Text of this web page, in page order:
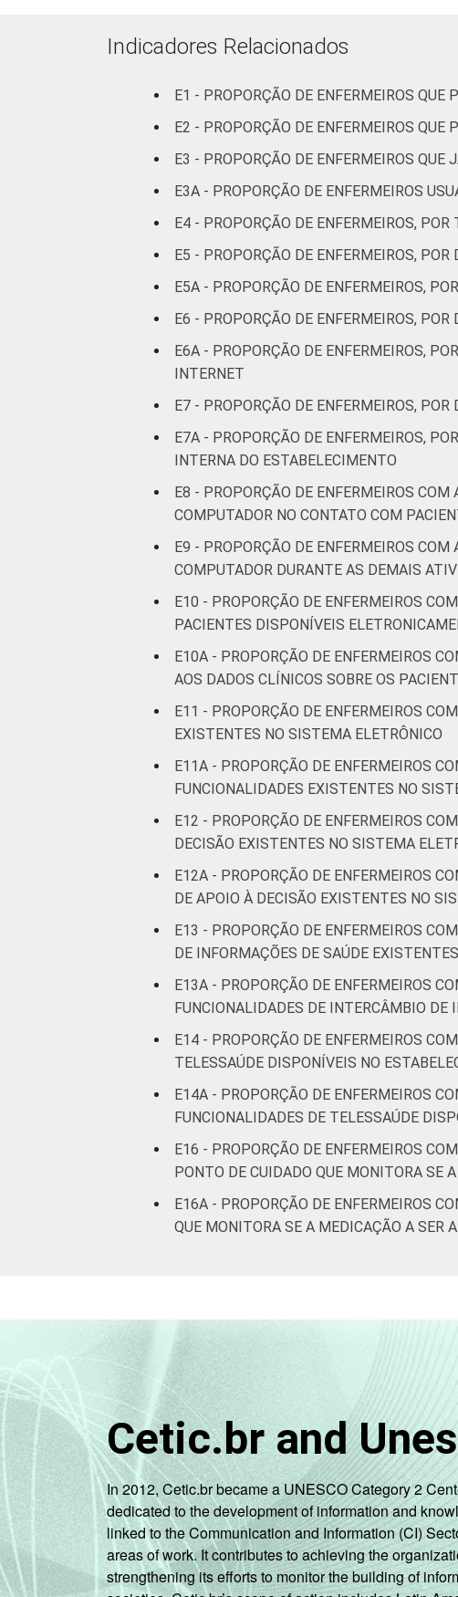
(até 50
leitos)
Com
internação
50 leitos)
31 a 40
29
41 anos ou
32
LOCALIZAÇÃO Capital
Interior
Base: 1.761 enfermeiros com acesso a
Fonte: NIC.br - set 2014 / mar 2015
Indicadores Relacionados
E1 - PROPORÇÃO DE ENFERMEIROS
E2 - PROPORÇÃO DE ENFERMEIROS
E3 - PROPORÇÃO DE ENFERMEIROS
E3A - PROPORÇÃO DE ENFERMEIROS
E4 - PROPORÇÃO DE ENFERMEIROS,
E5 - PROPORÇÃO DE ENFERMEIROS,
E5A - PROPORÇÃO DE ENFERMEIROS,
E6 - PROPORÇÃO DE ENFERMEIROS,
E6A - PROPORÇÃO DE ENFERMEIROS,
INTERNET
E7 - PROPORÇÃO DE ENFERMEIROS,
E7A - PROPORÇÃO DE ENFERMEIROS,
INTERNA DO ESTABELECIMENTO
E8 - PROPORÇÃO DE ENFERMEIROS
COMPUTADOR NO CONTATO COM
E9 - PROPORÇÃO DE ENFERMEIROS
COMPUTADOR DURANTE AS DEMAIS
E10 - PROPORÇÃO DE ENFERMEIROS
PACIENTES DISPONÍVEIS
E10A - PROPORÇÃO DE ENFERMEIROS
AOS DADOS CLÍNICOS SOBRE OS
E11 - PROPORÇÃO DE ENFERMEIROS
EXISTENTES NO SISTEMA ELETRÔNICO
E11A - PROPORÇÃO DE ENFERMEIROS
FUNCIONALIDADES EXISTENTES NO
E12 - PROPORÇÃO DE ENFERMEIROS
DECISÃO EXISTENTES NO SISTEMA
E12A - PROPORÇÃO DE ENFERMEIROS
DE APOIO À DECISÃO EXISTENTES NO
E13 - PROPORÇÃO DE ENFERMEIROS
DE INFORMAÇÕES DE SAÚDE
E13A - PROPORÇÃO DE ENFERMEIROS
FUNCIONALIDADES DE INTERCÂMBIO
E14 - PROPORÇÃO DE ENFERMEIROS
TELESSAÚDE DISPONÍVEIS NO
E14A - PROPORÇÃO DE ENFERMEIROS
FUNCIONALIDADES DE TELESSAÚDE
E16 - PROPORÇÃO DE ENFERMEIROS
PONTO DE CUIDADO QUE MONITORA SE
E16A - PROPORÇÃO DE ENFERMEIROS
QUE MONITORA SE A MEDICAÇÃO A SER
Cetic.br and
In 2012, Cetic.br became a UNESCO Category 2
dedicated to the development of information and
linked to the Communication and Information (CI)
areas of work. It contributes to achieving the
strengthening its efforts to monitor the building of